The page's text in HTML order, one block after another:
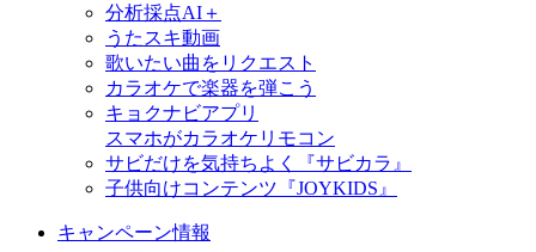
分析採点AI＋
うたスキ動画
歌いたい曲をリクエスト
カラオケで楽器を弾こう
キョクナビアプリ
スマホがカラオケリモコン
サビだけを気持ちよく『サビカラ』
子供向けコンテンツ『JOYKIDS』
キャンペーン情報